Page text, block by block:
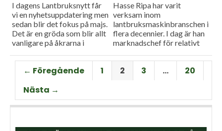
I dagens Lantbruksnytt får
vi en nyhetsuppdatering men
sedan blir det fokus på majs.
Det är en gröda som blir allt
vanligare på åkrarna i
som vet allt om majsens
fördelar, men också om
majsens utmaningar, är Hans
Thorell som började odla
grödan redan på 70-talet.
Hasse Ripa har varit
verksam inom
lantbruksmaskinbranschen i
flera decennier. I dag är han
marknadschef för relativt
Machinery med
huvudagenturen Claas. Hur
går det för Swedish Agro
← Föregående 1 2 3 …
20
Nästa →